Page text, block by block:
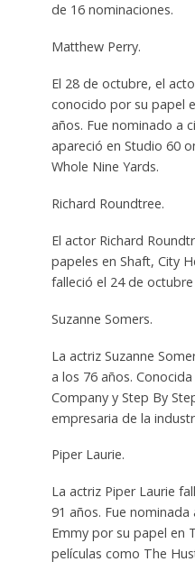
de 16 nominaciones.
Matthew Perry.
El 28 de octubre, el
conocido por su papel
años. Fue nominado a
apareció en Studio 60
Whole Nine Yards.
Richard Roundtree.
El actor Richard
papeles en Shaft, City
falleció el 24 de
Suzanne Somers.
La actriz Suzanne
a los 76 años.
Company y Step By
empresaria de la
Piper Laurie.
La actriz Piper Laurie
91 años. Fue
Emmy por su papel en
películas como The